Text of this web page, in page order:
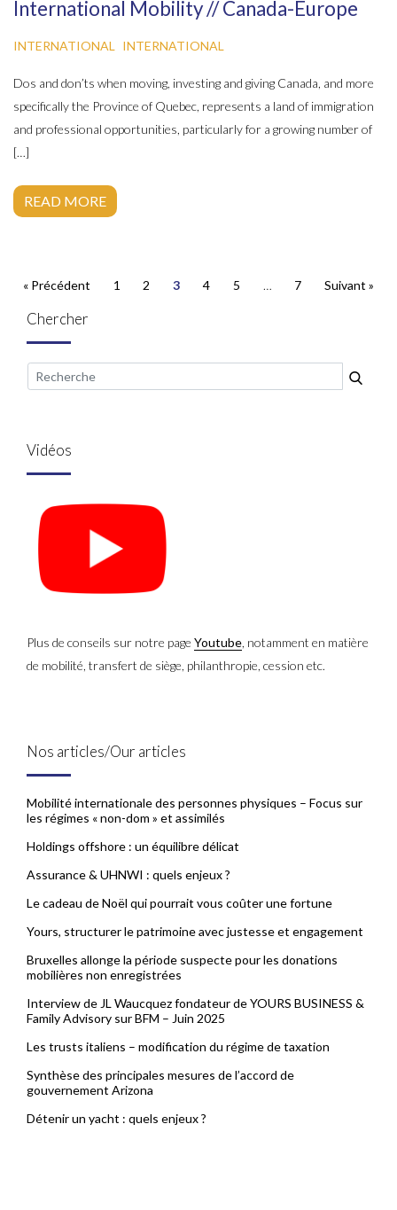
International Mobility // Canada-Europe
INTERNATIONAL INTERNATIONAL
Dos and don’ts when moving, investing and giving Canada, and more
specifically the Province of Quebec, represents a land of immigration
and professional opportunities, particularly for a growing number of
[…]
READ MORE
« Précédent 1 2 3 4 5 … 7 Suivant »
Chercher
Vidéos
Plus de conseils sur notre page Youtube, notamment en matière
de mobilité, transfert de siège, philanthropie, cession etc.
Nos articles/Our articles
Mobilité internationale des personnes physiques – Focus sur
les régimes « non-dom » et assimilés
Holdings offshore : un équilibre délicat
Assurance & UHNWI : quels enjeux ?
Le cadeau de Noël qui pourrait vous coûter une fortune
Yours, structurer le patrimoine avec justesse et engagement
Bruxelles allonge la période suspecte pour les donations
mobilières non enregistrées
Interview de JL Waucquez fondateur de YOURS BUSINESS &
Family Advisory sur BFM – Juin 2025
Les trusts italiens – modification du régime de taxation
Synthèse des principales mesures de l’accord de
gouvernement Arizona
Détenir un yacht : quels enjeux ?